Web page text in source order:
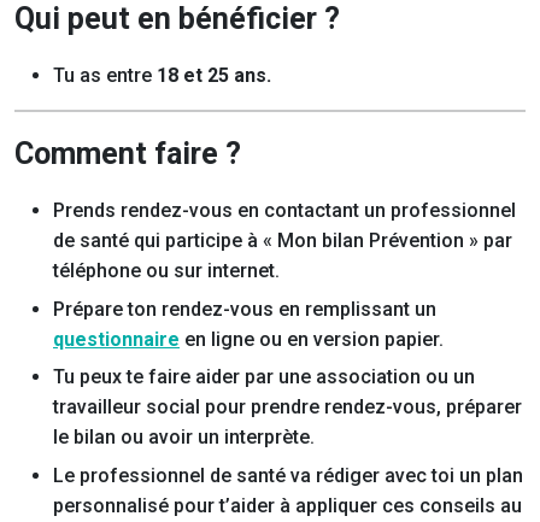
Qui peut en bénéficier ?
Tu as entre 18 et 25 ans.
Comment faire ?
Prends rendez-vous en contactant un professionnel
de santé qui participe à « Mon bilan Prévention » par
téléphone ou sur internet.
Prépare ton rendez-vous en remplissant un
questionnaire en ligne ou en version papier.
Tu peux te faire aider par une association ou un
travailleur social pour prendre rendez-vous, préparer
le bilan ou avoir un interprète.
Le professionnel de santé va rédiger avec toi un plan
personnalisé pour t’aider à appliquer ces conseils au